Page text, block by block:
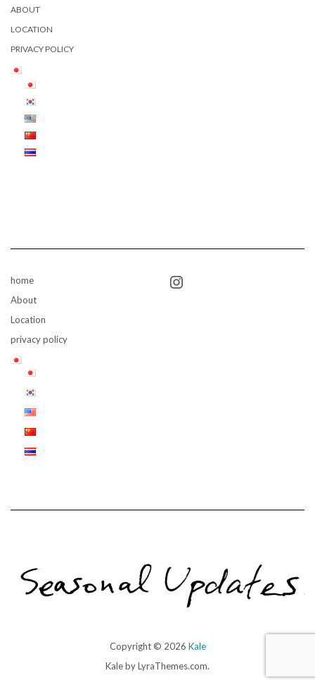
ABOUT
LOCATION
PRIVACY POLICY
home
About
Location
privacy policy
Instagram
Copyright © 2026 Kale
Kaleby LyraThemes.com.